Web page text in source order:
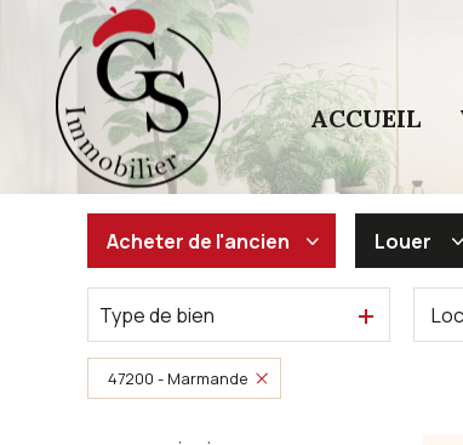
ACCUEIL
Acheter de l'ancien
De l'ancien
De l'immo pro
Louer
à
Type de bien
47200 - Marmande